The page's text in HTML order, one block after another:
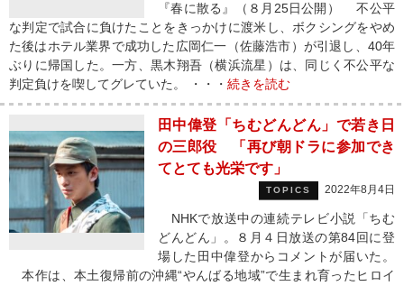
『春に散る』（８月25日公開） 不公平
な判定で試合に負けたことをきっかけに渡米し、ボクシングをやめ
た後はホテル業界で成功した広岡仁一（佐藤浩市）が引退し、40年
ぶりに帰国した。一方、黒木翔吾（横浜流星）は、同じく不公平な
判定負けを喫してグレていた。 ・・・ 続きを読む
田中偉登「ちむどんどん」で若き日
の三郎役 「再び朝ドラに参加でき
てとても光栄です」
TOPICS 2022年8月4日
NHKで放送中の連続テレビ小説「ちむ
どんどん」。８月４日放送の第84回に登
場した田中偉登からコメントが届いた。
本作は、本土復帰前の沖縄“やんばる地域”で生まれ育ったヒロイ